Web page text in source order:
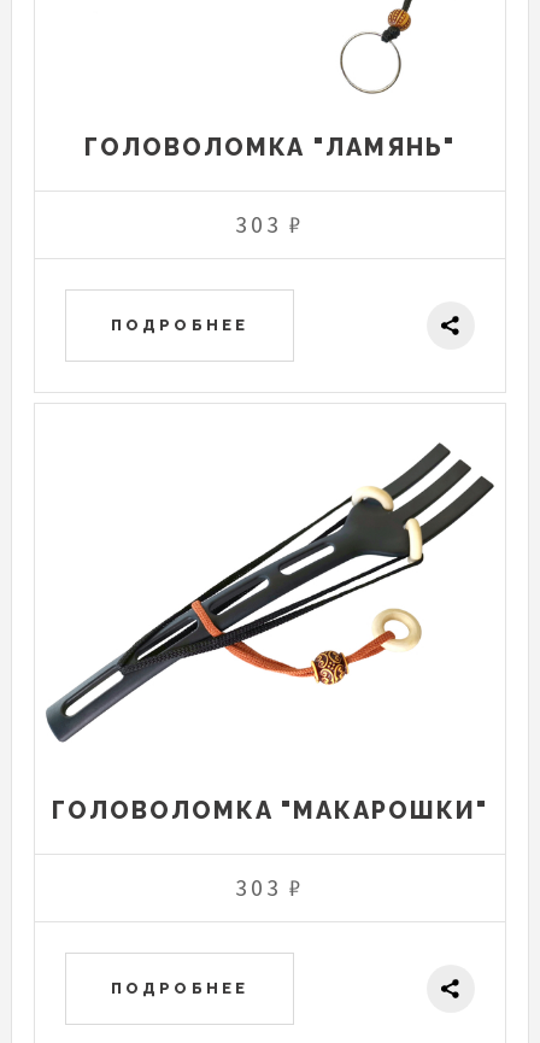
ГОЛОВОЛОМКА "ЛАМЯНЬ"
303 ₽
ПОДРОБНЕЕ
ГОЛОВОЛОМКА "МАКАРОШКИ"
303 ₽
ПОДРОБНЕЕ